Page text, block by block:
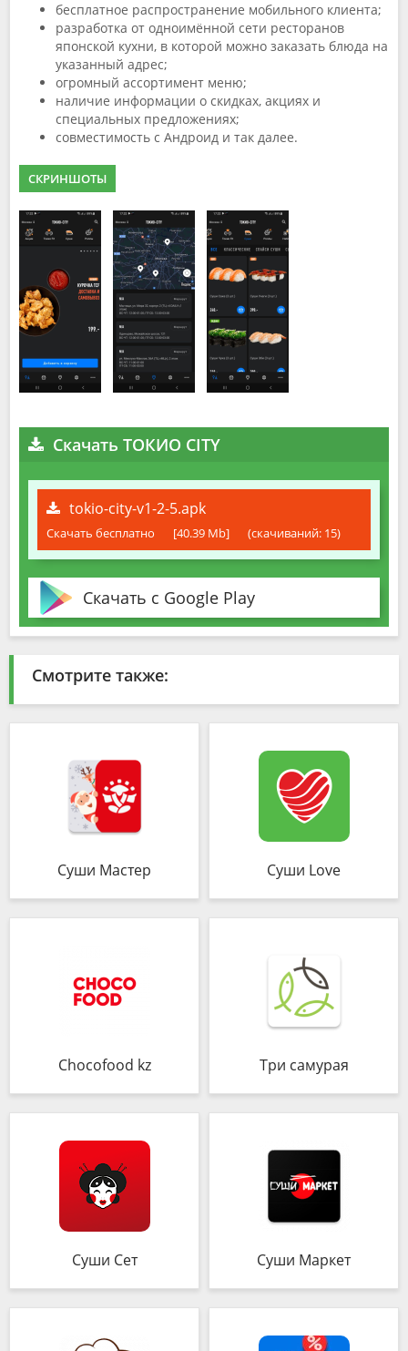
бесплатное распространение мобильного клиента;
разработка от одноимённой сети ресторанов
японской кухни, в которой можно заказать блюда на
указанный адрес;
огромный ассортимент меню;
наличие информации о скидках, акциях и
специальных предложениях;
совместимость с Андроид и так далее.
СКРИНШОТЫ
Скачать ТОКИО CITY
tokio-city-v1-2-5.apk
Скачать бесплатно [40.39 Mb] (cкачиваний: 15)
Скачать с Google Play
Смотрите также:
Суши Мастер Суши Love
Chocofood kz Три самурая
Суши Сет Суши Маркет